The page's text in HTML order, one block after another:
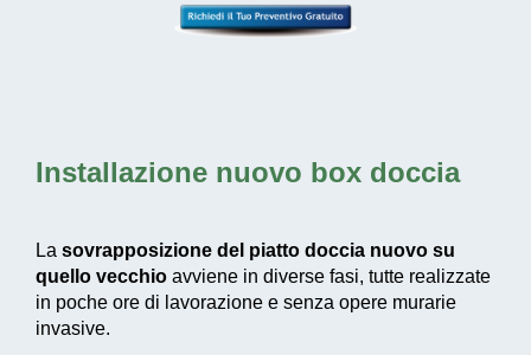
Installazione nuovo box doccia
La sovrapposizione del piatto doccia nuovo su
quello vecchio avviene in diverse fasi, tutte realizzate
in poche ore di lavorazione e senza opere murarie
invasive.